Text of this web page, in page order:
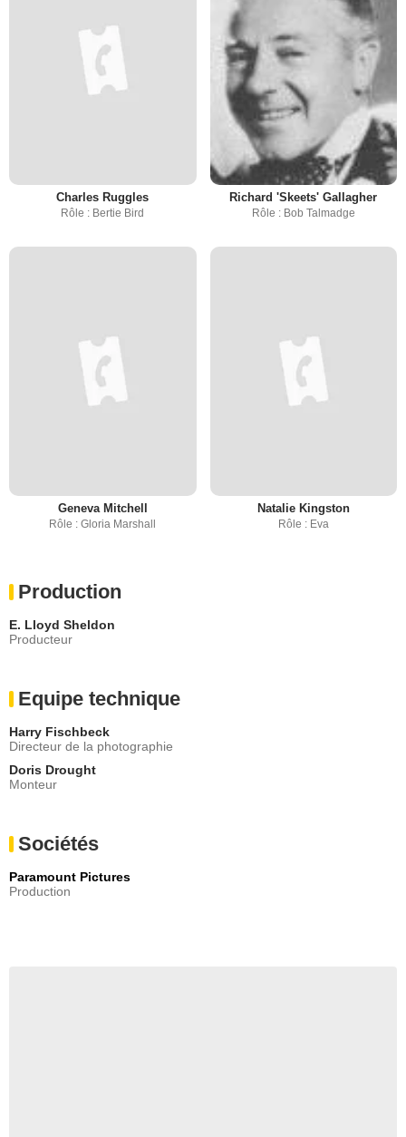
Charles Ruggles
Rôle : Bertie Bird
Richard 'Skeets' Gallagher
Rôle : Bob Talmadge
Geneva Mitchell
Rôle : Gloria Marshall
Natalie Kingston
Rôle : Eva
Production
E. Lloyd Sheldon
Producteur
Equipe technique
Harry Fischbeck
Directeur de la photographie
Doris Drought
Monteur
Sociétés
Paramount Pictures
Production